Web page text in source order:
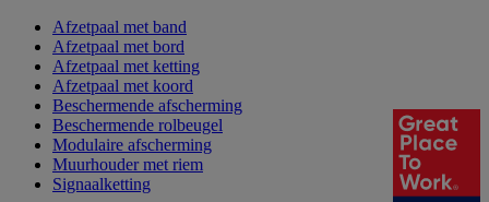
Afzetpaal met band
Afzetpaal met bord
Afzetpaal met ketting
Afzetpaal met koord
Beschermende afscherming
Beschermende rolbeugel
Modulaire afscherming
Muurhouder met riem
Signaalketting